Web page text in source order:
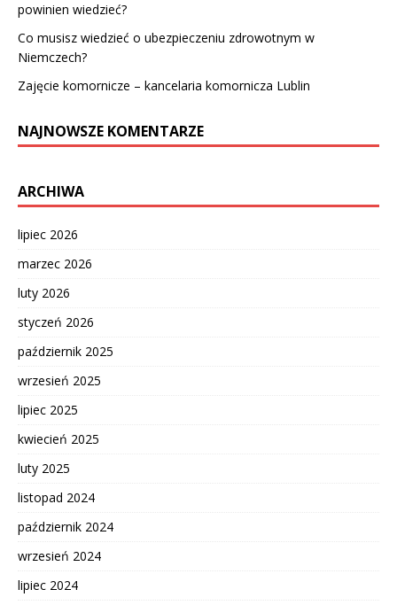
powinien wiedzieć?
Co musisz wiedzieć o ubezpieczeniu zdrowotnym w
Niemczech?
Zajęcie komornicze – kancelaria komornicza Lublin
NAJNOWSZE KOMENTARZE
ARCHIWA
lipiec 2026
marzec 2026
luty 2026
styczeń 2026
październik 2025
wrzesień 2025
lipiec 2025
kwiecień 2025
luty 2025
listopad 2024
październik 2024
wrzesień 2024
lipiec 2024